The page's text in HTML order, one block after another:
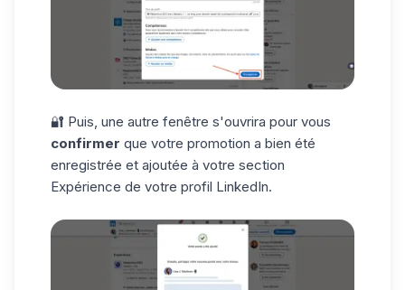
🔐 Puis, une autre fenêtre s'ouvrira pour vous
confirmer que votre promotion a bien été
enregistrée et ajoutée à votre section
Expérience de votre profil LinkedIn.